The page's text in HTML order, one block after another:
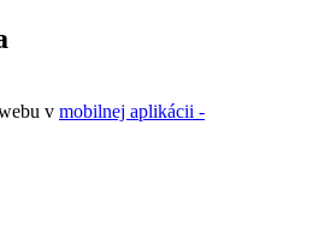
v mobilnej aplikácii -